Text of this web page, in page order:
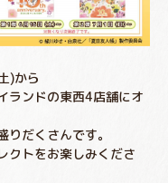
)から
ランドの東西4店舗にオ
だくさんです。
クトをお楽しみくださ